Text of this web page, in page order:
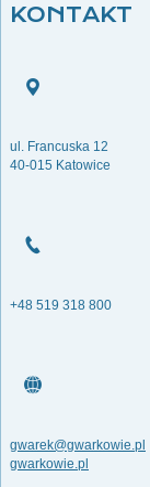
KONTAKT
ul. Francuska 12
40-015 Katowice
+48 519 318 800
gwarek@gwarkowie.pl
gwarkowie.pl